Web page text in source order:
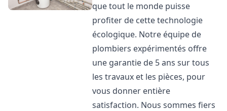
que tout le monde puisse
profiter de cette technologie
écologique. Notre équipe de
plombiers expérimentés offre
une garantie de 5 ans sur tous
les travaux et les pièces, pour
vous donner entière
satisfaction. Nous sommes fiers